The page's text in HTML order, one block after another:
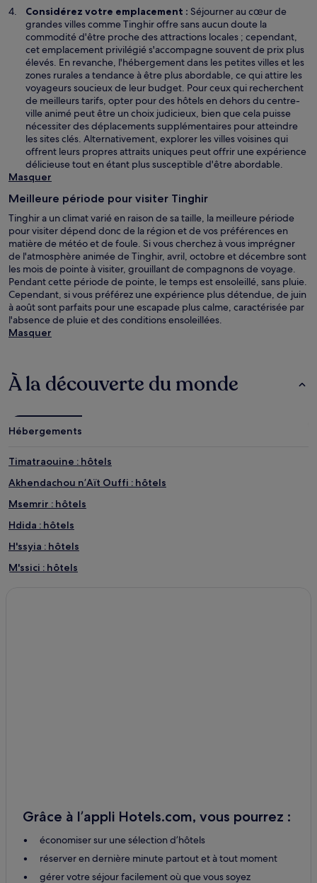
r
e
e
f
e
n
ê
t
r
e
Considérez votre emplacement : Séjourner au cœur de
grandes villes comme Tinghir offre sans aucun doute la
commodité d'être proche des attractions locales ; cependant,
cet emplacement privilégié s'accompagne souvent de prix plus
élevés. En revanche, l'hébergement dans les petites villes et les
zones rurales a tendance à être plus abordable, ce qui attire les
voyageurs soucieux de leur budget. Pour ceux qui recherchent
de meilleurs tarifs, opter pour des hôtels en dehors du centre-
ville animé peut être un choix judicieux, bien que cela puisse
nécessiter des déplacements supplémentaires pour atteindre
les sites clés. Alternativement, explorer les villes voisines qui
offrent leurs propres attraits uniques peut offrir une expérience
délicieuse tout en étant plus susceptible d'être abordable.
Masquer
Meilleure période pour visiter Tinghir
Tinghir a un climat varié en raison de sa taille, la meilleure période
pour visiter dépend donc de la région et de vos préférences en
matière de météo et de foule. Si vous cherchez à vous imprégner
de l'atmosphère animée de Tinghir, avril, octobre et décembre sont
les mois de pointe à visiter, grouillant de compagnons de voyage.
Pendant cette période de pointe, le temps est ensoleillé, sans pluie.
Cependant, si vous préférez une expérience plus détendue, de juin
à août sont parfaits pour une escapade plus calme, caractérisée par
l'absence de pluie et des conditions ensoleillées.
Masquer
À la découverte du monde
Hébergements
Timatraouine : hôtels
Akhendachou nʼAït Ouffi : hôtels
Msemrir : hôtels
Hdida : hôtels
H'ssyia : hôtels
M'ssici : hôtels
Taghzoute N'Ait Atta : hôtels
Ait El Farsi : hôtels
Ibrrahne : hôtels
Grâce à l’appli Hotels.com, vous pourrez :
économiser sur une sélection d’hôtels
réserver en dernière minute partout et à tout moment
gérer votre séjour facilement où que vous soyez